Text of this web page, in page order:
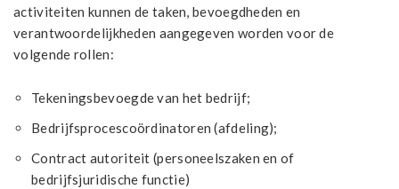
activiteiten kunnen de taken, bevoegdheden en
verantwoordelijkheden aangegeven worden voor de
volgende rollen:
Tekeningsbevoegde van het bedrijf;
Bedrijfsprocescoördinatoren (afdeling);
Contract autoriteit (personeelszaken en of
bedrijfsjuridische functie)